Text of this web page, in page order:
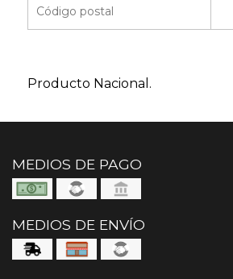
Producto Nacional.
MEDIOS DE PAGO
MEDIOS DE ENVÍO